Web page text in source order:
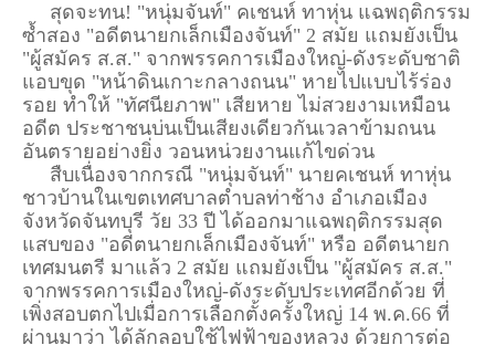
สุดจะทน! "หนุ่มจันท์" คเชนห์ ทาหุ่น แฉพฤติกรรม
ซ้ำสอง "อดีตนายกเล็กเมืองจันท์" 2 สมัย แถมยังเป็น
"ผู้สมัคร ส.ส." จากพรรคการเมืองใหญ่-ดังระดับชาติ
แอบขุด "หน้าดินเกาะกลางถนน" หายไปแบบไร้ร่อง
รอย ทำให้ "ทัศนียภาพ" เสียหาย ไม่สวยงามเหมือน
อดีต ประชาชนบ่นเป็นเสียงเดียวกันเวลาข้ามถนน
อันตรายอย่างยิ่ง วอนหน่วยงานแก้ไขด่วน
สืบเนื่องจากกรณี "หนุ่มจันท์" นายคเชนห์ ทาหุ่น
ชาวบ้านในเขตเทศบาลตำบลท่าช้าง อำเภอเมือง
จังหวัดจันทบุรี วัย 33 ปี ได้ออกมาแฉพฤติกรรมสุด
แสบของ "อดีตนายกเล็กเมืองจันท์" หรือ อดีตนายก
เทศมนตรี มาแล้ว 2 สมัย แถมยังเป็น "ผู้สมัคร ส.ส."
จากพรรคการเมืองใหญ่-ดังระดับประเทศอีกด้วย ที่
เพิ่งสอบตกไปเมื่อการเลือกตั้งครั้งใหญ่ 14 พ.ค.66 ที่
ผ่านมาว่า ได้ลักลอบใช้ไฟฟ้าของหลวง ด้วยการต่อ